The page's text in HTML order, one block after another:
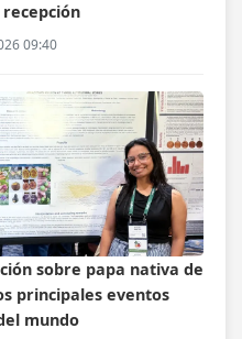
09:40
sobre papa nativa de
principales eventos
mundo